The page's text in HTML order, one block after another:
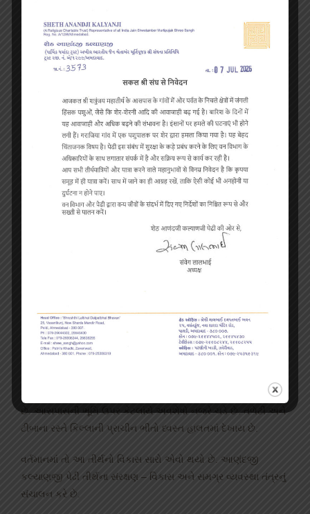
ચરણપાદુકા છે. ચરણપાદુકા ઉપર સં. 1822ના જેઠ સુદિ-11 ને બુધવારે
તપાગચ્છીય શ્રી વિજયધર્મસૂરિશ્વરજીએ પ્રતિષ્ઠા કરાવ્યાનો લેખ છે.
;- (ટૂંક-
– મુખ્ય મંદિરથી પૂર્વ દિશામાં અડધો માઇલના અંતરે
પુણ્યની બારી’ પણ કહેવામાં આવે છે. દેરીમાં શ્રી અજિતનાથ ભગવાન
વગેરેનાં ચરણપાદુકા છે. પ્રાચીન મોટા ચરણપાદુકા ઉપર બીજા ગોઠવેલા
ચરણપાદુકા છે, જેનાં પર સં. 1866નો લેખ છે. અહીં એક ખંડિત મૂર્તિનાં
પણ દર્શન થાય છે. આ દેરીના ઉપલા ભાગે સાદા પરિકરવાળી ભગવાનની
મૂર્તિ છે. પરિકર પ્રાચિન છે. ગાદી નીચે સં. 1235 વૈશાખ સુદિ 3નો લેખ
– મુખ્ય મંદિરથી દક્ષિણ- પશ્ચિમના વાયવ્ય કોણમાં
એક ટેકરી ઉભી છે જે “સિદ્ધશિલા” તરીકે ઓળખાય છે. આ ટેકરી
પરની શ્વેતાંબર દેરીમાં ચૌમુખજીની ચાર પ્રતિમાઓ છે જેમાં ભગવાન
અહીં 1 મોટી તથા 2 નાની કુલ 3 શ્વેતાંબર દેરીઓ છે. આ બન્ને ટેકરીઓ
સુધી જવાના રસ્તા અને પગથિયા વગેરેનું સમુચિત સમારકામ પેઢી
મુખ્ય મંદિરથી ટીંબા તરફના રસ્તામાં બે દરવાજાવાળી ગુ઼ફાઓ બાંધેલી
છે. આસપાસની ભૂમિ ઉપર કેટલાંયે અવશેષો નજરે ચડે છે. તળેટી અને
ટીંબાના રસ્તે કિલ્લાની પ્રાચીન ભીંતો ધ્વસ્ત હાલતમાં દેખાય છે.
વર્તમાનમાં તો આ તીર્થનો વિકાસ સારો એવો થયો છે. આણંદજી
કલ્યાણજી પેઢી તીર્થના સંરક્ષણ – વિકાસ અને સમગ્ર વ્યવસ્થા તંત્રનું
સંચાલન કરે છે.